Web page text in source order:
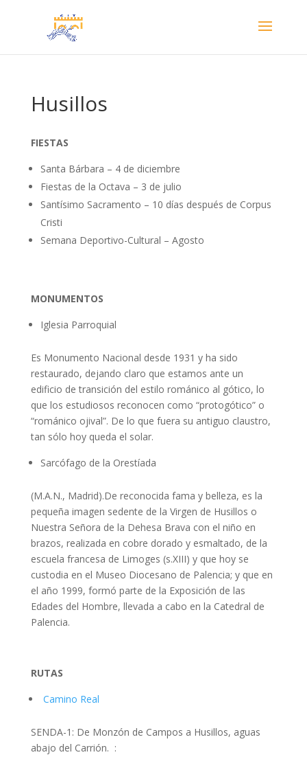
Husillos
FIESTAS
Santa Bárbara – 4 de diciembre
Fiestas de la Octava – 3 de julio
Santísimo Sacramento – 10 días después de Corpus
Cristi
Semana Deportivo-Cultural – Agosto
MONUMENTOS
Iglesia Parroquial
Es Monumento Nacional desde 1931 y ha sido
restaurado, dejando claro que estamos ante un
edificio de transición del estilo románico al gótico, lo
que los estudiosos reconocen como “protogótico” o
“románico ojival”. De lo que fuera su antiguo claustro,
tan sólo hoy queda el solar.
Sarcófago de la Orestíada
(M.A.N., Madrid).De reconocida fama y belleza, es la
pequeña imagen sedente de la Virgen de Husillos o
Nuestra Señora de la Dehesa Brava con el niño en
brazos, realizada en cobre dorado y esmaltado, de la
escuela francesa de Limoges (s.XIII) y que hoy se
custodia en el Museo Diocesano de Palencia; y que en
el año 1999, formó parte de la Exposición de las
Edades del Hombre, llevada a cabo en la Catedral de
Palencia.
RUTAS
Camino Real
SENDA-1: De Monzón de Campos a Husillos, aguas
abajo del Carrión. :